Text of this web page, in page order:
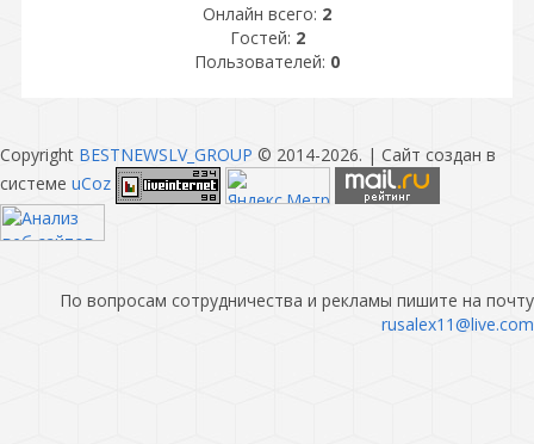
Онлайн всего: 2
Гостей: 2
Пользователей: 0
Copyright BESTNEWSLV_GROUP © 2014-2026. | Сайт создан в
системе uCoz
По вопросам сотрудничества и рекламы пишите на почту
rusalex11@live.com